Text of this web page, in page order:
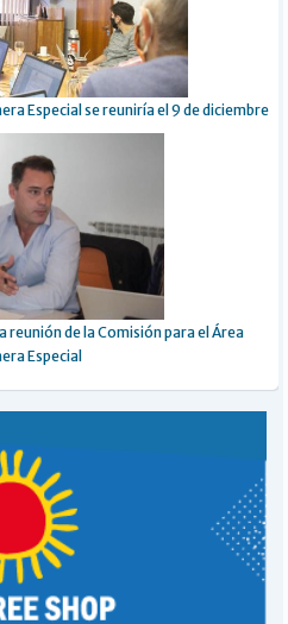
Especial se reuniría el 9 de diciembre
reunión de la Comisión para el Área
Especial